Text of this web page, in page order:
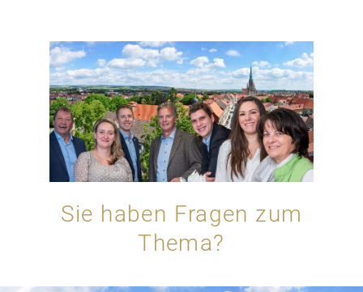
Sie haben Fragen zum
Thema?